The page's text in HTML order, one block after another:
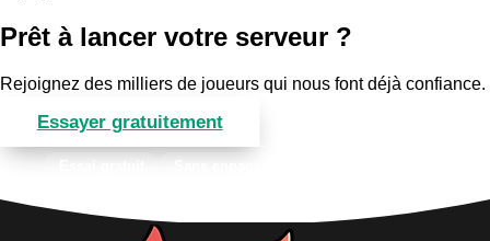
Prêt à lancer votre serveur ?
Rejoignez des milliers de joueurs qui nous font déjà confiance.
Essayer gratuitement